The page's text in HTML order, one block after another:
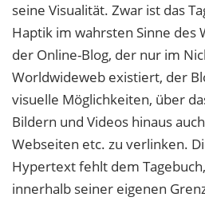
seine Visualität. Zwar ist das
Haptik im wahrsten Sinne des
der Online-Blog, der nur im
Worldwideweb existiert, der
visuelle Möglichkeiten, über
Bildern und Videos hinaus
Webseiten etc. zu verlinken.
Hypertext fehlt dem
innerhalb seiner eigenen